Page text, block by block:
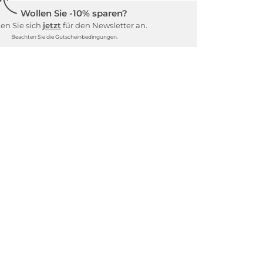
Wollen Sie -10% sparen?
Sie sich jetzt für den Newsletter an.
Beachten Sie die Gutscheinbedingungen.